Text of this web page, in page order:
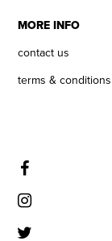
MORE INFO
contact us
terms & conditions